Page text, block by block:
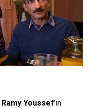
Ramy Youssef’in